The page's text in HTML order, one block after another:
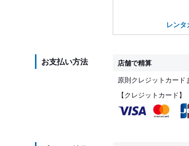
レン
お支払い方法
店舗で精算
原則クレジットカード
【クレジットカード】